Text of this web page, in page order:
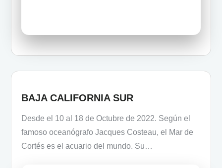
BAJA CALIFORNIA SUR
Desde el 10 al 18 de Octubre de 2022. Según el
famoso oceanógrafo Jacques Costeau, el Mar de
Cortés es el acuario del mundo. Su…